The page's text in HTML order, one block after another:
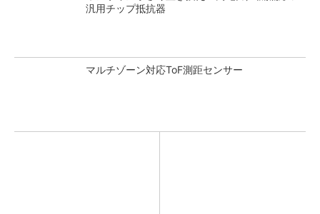
汎用チップ抵抗器
マルチゾーン対応ToF測距センサー